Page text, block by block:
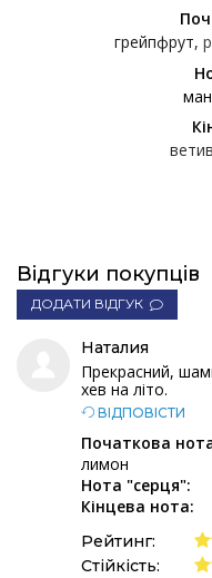
грейпфрут
Відгуки покупців
ДОДАТИ ВІДГУК
Наталия
Прекрасний,
хев на літо.
ВІДПОВІСТИ
Початкова
лимон
Нота "серця":
Кінцева нота:
Рейтинг:
Стійкість: